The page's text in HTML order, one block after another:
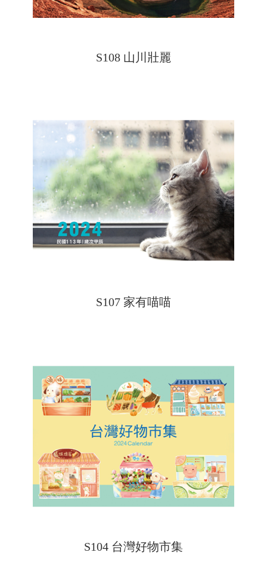
S108 山川壯麗
S107 家有喵喵
S104 台灣好物市集